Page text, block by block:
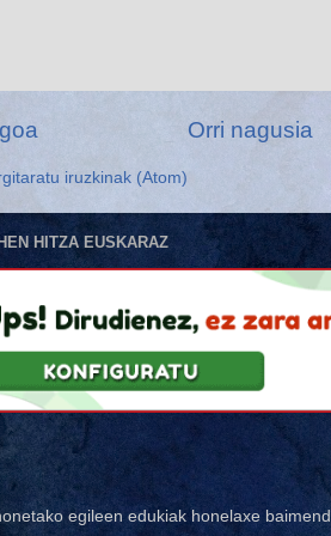
Orri nagusia
iruzkinak (Atom)
HITZA EUSKARAZ
egileen edukiak honelaxe